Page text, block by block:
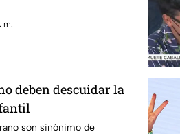
m.
deben descuidar la
son sinónimo de